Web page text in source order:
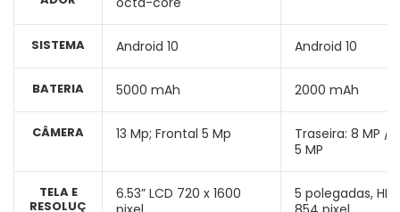
SISTEMA
BATERIA
CÂMERA
TELA E
RESOLUÇ
Android 10
5000 mAh
13 Mp; Frontal 5 Mp
6.53” LCD 720 x 1600
Android 10
2000 mAh
Traseira: 8 MP /
5 MP
5 polegadas,